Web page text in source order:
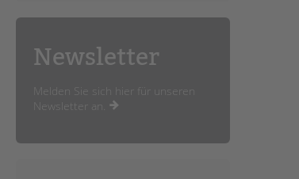
Newsletter
Melden Sie sich hier für unseren
Newsletter an.